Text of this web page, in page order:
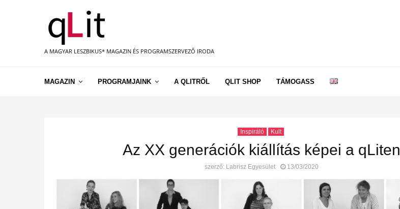
A MAGYAR LESZBIKUS* MAGAZIN ÉS PROGRAMSZERVEZŐ IRODA
MAGAZIN PROGRAMJAINK A QLITRŐL QLIT SHOP TÁMOGASS
Inspiráló Kult
Az XX generációk kiállítás képei a qLiten
szerző: Labrisz Egyesület 13/03/2020